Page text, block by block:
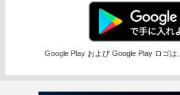
Google Play および Google Play ロゴは